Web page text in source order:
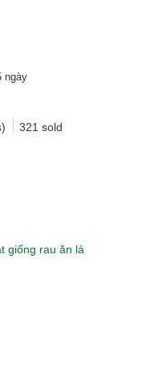
ngày
321 sold
giống rau ăn lá